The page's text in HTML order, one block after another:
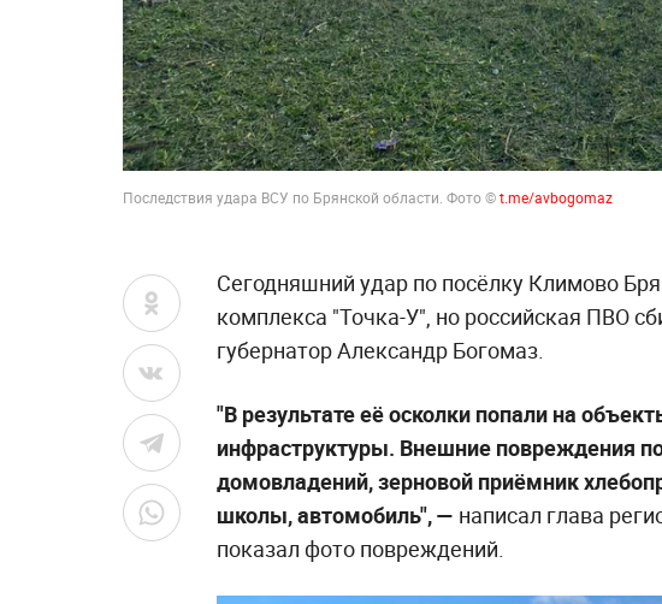
Последствия удара ВСУ по Брянской области. Фото ©t.me/avbogomaz
Сегодняшний удар по посёлку Климово
комплекса "Точка-У", но российская ПВО
губернатор Александр Богомаз.
"В результате её осколки попали на
инфраструктуры. Внешние повреждения
домовладений, зерновой приёмник
школы, автомобиль", — написал глава
показал фото повреждений.